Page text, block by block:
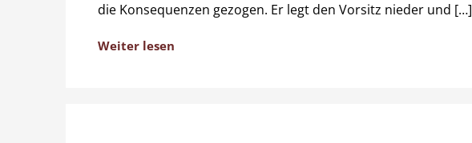
die Konsequenzen gezogen. Er legt den Vorsitz nieder und […]
Weiter lesen